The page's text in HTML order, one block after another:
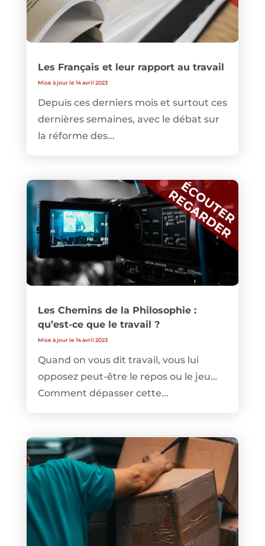
Les Français et leur rapport au travail
Mise à jour le 14 avril 2023
Depuis ces derniers mois et surtout ces
dernières semaines, avec le débat sur
la réforme des...
Les Chemins de la Philosophie :
qu’est-ce que le travail ?
Mise à jour le 14 avril 2023
Quand on vous dit travail, vous lui
opposez peut-être le repos ou le jeu…
Comment dépasser cette...